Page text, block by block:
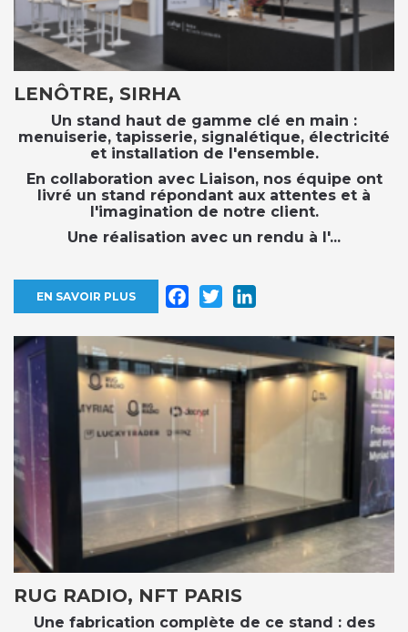
LENÔTRE, SIRHA
Un stand haut de gamme clé en main :
menuiserie, tapisserie, signalétique, électricité
et installation de l'ensemble.
En collaboration avec Liaison, nos équipe ont
livré un stand répondant aux attentes et à
l'imagination de notre client.
Une réalisation avec un rendu à l'...
EN SAVOIR PLUS Facebook
Twitter
RUG RADIO, NFT PARIS
Une fabrication complète de ce stand : des